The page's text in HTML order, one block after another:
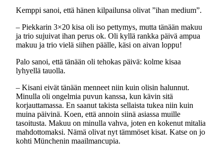
Kemppi sanoi, että hänen kilpailunsa olivat ”ihan medium”.
– Piekkarin 3×20 kisa oli iso pettymys, mutta tänään makuu
ja trio sujuivat ihan perus ok. Oli kyllä rankka päivä ampua
makuu ja trio vielä siihen päälle, käsi on aivan loppu!
Palo sanoi, että tänään oli tehokas päivä: kolme kisaa
lyhyellä tauolla.
– Kisani eivät tänään menneet niin kuin olisin halunnut.
Minulla oli ongelmia puvun kanssa, kun kävin sitä
korjauttamassa. En saanut takista sellaista tukea niin kuin
muina päivinä. Koen, että annoin siinä asiassa muille
tasoitusta. Makuu on minulla vahva, joten en kokenut mitalia
mahdottomaksi. Nämä olivat nyt tämmöset kisat. Katse on jo
kohti Münchenin maailmancupia.